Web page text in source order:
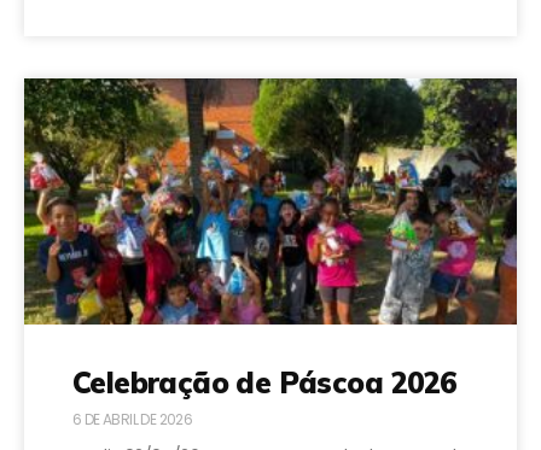
Celebração de Páscoa 2026
6 DE ABRIL DE 2026